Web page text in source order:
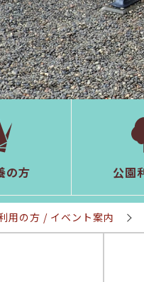
の方 公園
用の方 / イベント案内